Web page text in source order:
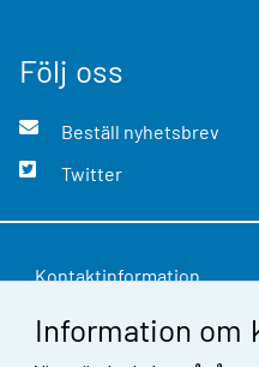
Information om
Följ oss
Beställ nyhetsbrev
Twitter
Kontaktinformation
Respons